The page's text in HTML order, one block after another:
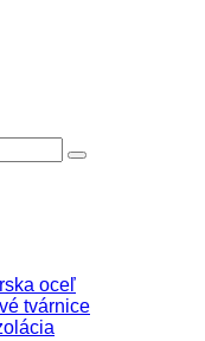
oceľ
tvárnice